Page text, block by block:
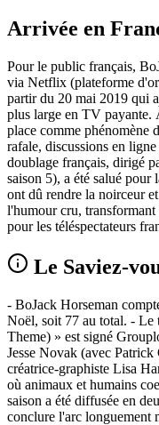
Arrivée en
Pour le public français,
via Netflix (plateforme
partir du 20 mai 2019 qui
plus large en TV payante.
place comme phénomène
rafale, discussions en
doublage français, dirigé
saison 5), a été salué
ont dû rendre la noirceur
l'humour cru, transformant
pour les téléspectateurs
Le Saviez-
- BoJack Horseman
Noël, soit 77 au total. - Le
Theme) » est signé
Jesse Novak (avec
créatrice‑graphiste Lisa
où animaux et humains
saison a été diffusée en
conclure l'arc longuement